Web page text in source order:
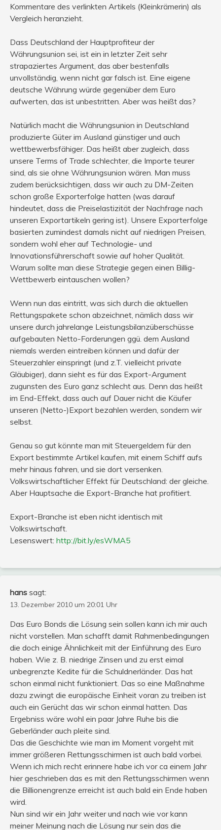
Kommentare des verlinkten Artikels (Kleinkrämerin) als
Vergleich heranzieht.
Dass Deutschland der Hauptprofiteur der
Währungsunion sei, ist ein in letzter Zeit sehr
strapaziertes Argument, das aber bestenfalls
unvollständig, wenn nicht gar falsch ist. Eine eigene
deutsche Währung würde gegenüber dem Euro
aufwerten, das ist unbestritten. Aber was heißt das?
Natürlich macht die Währungsunion in Deutschland
produzierte Güter im Ausland günstiger und auch
wettbewerbsfähiger. Das heißt aber zugleich, dass
unsere Terms of Trade schlechter, die Importe teurer
sind, als sie ohne Währungsunion wären. Man muss
zudem berücksichtigen, dass wir auch zu DM-Zeiten
schon große Exporterfolge hatten (was darauf
hindeutet, dass die Preiselastizität der Nachfrage nach
unseren Exportartikeln gering ist). Unsere Exporterfolge
basierten zumindest damals nicht auf niedrigen Preisen,
sondern wohl eher auf Technologie- und
Innovationsführerschaft sowie auf hoher Qualität.
Warum sollte man diese Strategie gegen einen Billig-
Wettbewerb eintauschen wollen?
Wenn nun das eintritt, was sich durch die aktuellen
Rettungspakete schon abzeichnet, nämlich dass wir
unsere durch jahrelange Leistungsbilanzüberschüsse
aufgebauten Netto-Forderungen ggü. dem Ausland
niemals werden eintreiben können und dafür der
Steuerzahler einspringt (und z.T. vielleicht private
Gläubiger), dann sieht es für das Export-Argument
zugunsten des Euro ganz schlecht aus. Denn das heißt
im End-Effekt, dass auch auf Dauer nicht die Käufer
unseren (Netto-)Export bezahlen werden, sondern wir
selbst.
Genau so gut könnte man mit Steuergeldern für den
Export bestimmte Artikel kaufen, mit einem Schiff aufs
mehr hinaus fahren, und sie dort versenken.
Volkswirtschaftlicher Effekt für Deutschland: der gleiche.
Aber Hauptsache die Export-Branche hat profitiert.
Export-Branche ist eben nicht identisch mit
Volkswirtschaft.
Lesenswert: http://bit.ly/esWMA5
hans sagt:
13. Dezember 2010 um 20:01 Uhr
Das Euro Bonds die Lösung sein sollen kann ich mir auch
nicht vorstellen. Man schafft damit Rahmenbedingungen
die doch einige Ähnlichkeit mit der Einführung des Euro
haben. Wie z. B. niedrige Zinsen und zu erst eimal
unbegrenzte Kedite für die Schuldnerländer. Das hat
schon einmal nicht funktioniert. Das so eine Maßnahme
dazu zwingt die europäische Einheit voran zu treiben ist
auch ein Gerücht das wir schon einmal hatten. Das
Ergebniss wäre wohl ein paar Jahre Ruhe bis die
Geberländer auch pleite sind.
Das die Geschichte wie man im Moment vorgeht mit
immer größeren Rettungsschirmen ist auch bald vorbei.
Wenn ich mich recht erinnere habe ich vor ca einem Jahr
hier geschrieben das es mit den Rettungsschirmen wenn
die Billionengrenze erreicht ist auch bald ein Ende haben
wird.
Nun sind wir ein Jahr weiter und nach wie vor kann
meiner Meinung nach die Lösung nur sein das die